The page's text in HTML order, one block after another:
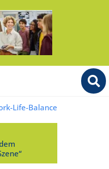
Life-Balance